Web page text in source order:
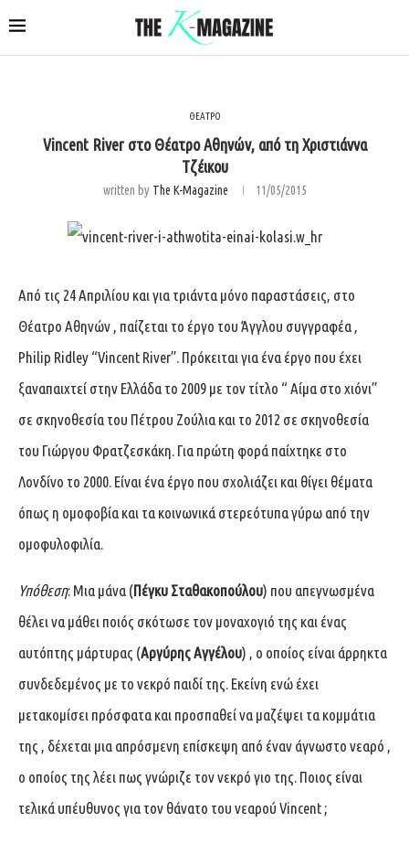
ΘΕΑΤΡΟ
Vincent River στο Θέατρο Αθηνών, από τη Χριστιάννα
Τζέικου
written by The K-Magazine 11/05/2015
Από τις 24 Απριλίου και για τριάντα μόνο παραστάσεις, στο
Θέατρο Αθηνών , παίζεται το έργο του Άγγλου συγγραφέα ,
Philip Ridley “Vincent River”. Πρόκειται για ένα έργο που έχει
ξαναπαιχτεί στην Ελλάδα το 2009 με τον τίτλο “ Αίμα στο χιόνι”
σε σκηνοθεσία του Πέτρου Ζούλια και το 2012 σε σκηνοθεσία
του Γιώργου Φρατζεσκάκη. Για πρώτη φορά παίχτηκε στο
Λονδίνο το 2000. Είναι ένα έργο που σχολιάζει και θίγει θέματα
όπως η ομοφοβία και τα κοινωνικά στερεότυπα γύρω από την
ομοφυλοφιλία.
Υπόθεση: Μια μάνα (Πέγκυ Σταθακοπούλου) που απεγνωσμένα
θέλει να μάθει ποιός σκότωσε τον μοναχογιό της και ένας
αυτόπτης μάρτυρας (Αργύρης Αγγέλου) , ο οποίος είναι άρρηκτα
συνδεδεμένος με το νεκρό παιδί της. Εκείνη ενώ έχει
μετακομίσει πρόσφατα και προσπαθεί να μαζέψει τα κομμάτια
της , δέχεται μια απρόσμενη επίσκεψη από έναν άγνωστο νεαρό ,
ο οποίος της λέει πως γνώριζε τον νεκρό γιο της. Ποιος είναι
τελικά υπέυθυνος για τον θάνατο του νεαρού Vincent ;